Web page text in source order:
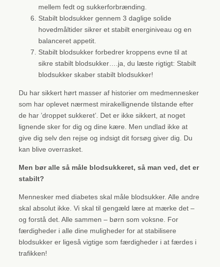
mellem fedt og sukkerforbrænding.
Stabilt blodsukker gennem 3 daglige solide
hovedmåltider sikrer et stabilt energiniveau og en
balanceret appetit.
Stabilt blodsukker forbedrer kroppens evne til at
sikre stabilt blodsukker….ja, du læste rigtigt: Stabilt
blodsukker skaber stabilt blodsukker!
Du har sikkert hørt masser af historier om medmennesker
som har oplevet nærmest mirakellignende tilstande efter
de har ’droppet sukkeret’. Det er ikke sikkert, at noget
lignende sker for dig og dine kære. Men undlad ikke at
give dig selv den rejse og indsigt dit forsøg giver dig. Du
kan blive overrasket.
Men bør alle så måle blodsukkeret, så man ved, det er
stabilt?
Mennesker med diabetes skal måle blodsukker. Alle andre
skal absolut ikke. Vi skal til gengæld lære at mærke det –
og forstå det. Alle sammen – børn som voksne. For
færdigheder i alle dine muligheder for at stabilisere
blodsukker er ligeså vigtige som færdigheder i at færdes i
trafikken!